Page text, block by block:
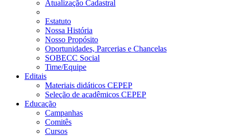
Atualização Cadastral
Estatuto
Nossa História
Nosso Propósito
Oportunidades, Parcerias e Chancelas
SOBECC Social
Time/Equipe
Editais
Materiais didáticos CEPEP
Seleção de acadêmicos CEPEP
Educação
Campanhas
Comitês
Cursos